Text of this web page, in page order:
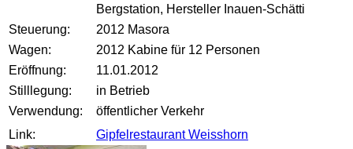
Bergstation, Hersteller Inauen-Schätti
Steuerung:
2012 Masora
Wagen:
2012 Kabine für 12 Personen
Eröffnung:
11.01.2012
Stilllegung:
in Betrieb
Verwendung:
öffentlicher Verkehr
Link:
Gipfelrestaurant Weisshorn